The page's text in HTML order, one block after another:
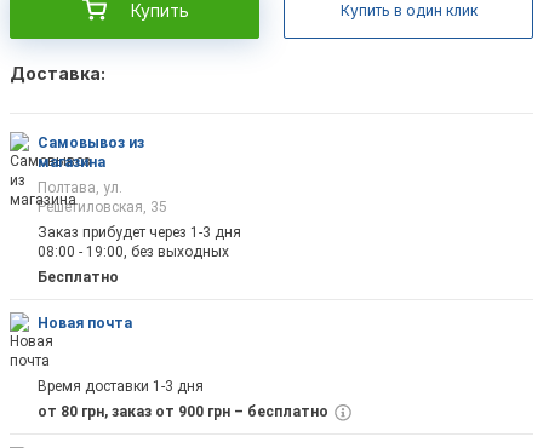
Купить Купить в один клик
Доставка:
Самовывоз из
магазина
Полтава, ул.
Решетиловская, 35
Заказ прибудет через 1-3 дня
08:00 - 19:00, без выходных
Бесплатно
Новая почта
Время доставки 1-3 дня
от 80 грн, заказ от 900 грн – бесплатно